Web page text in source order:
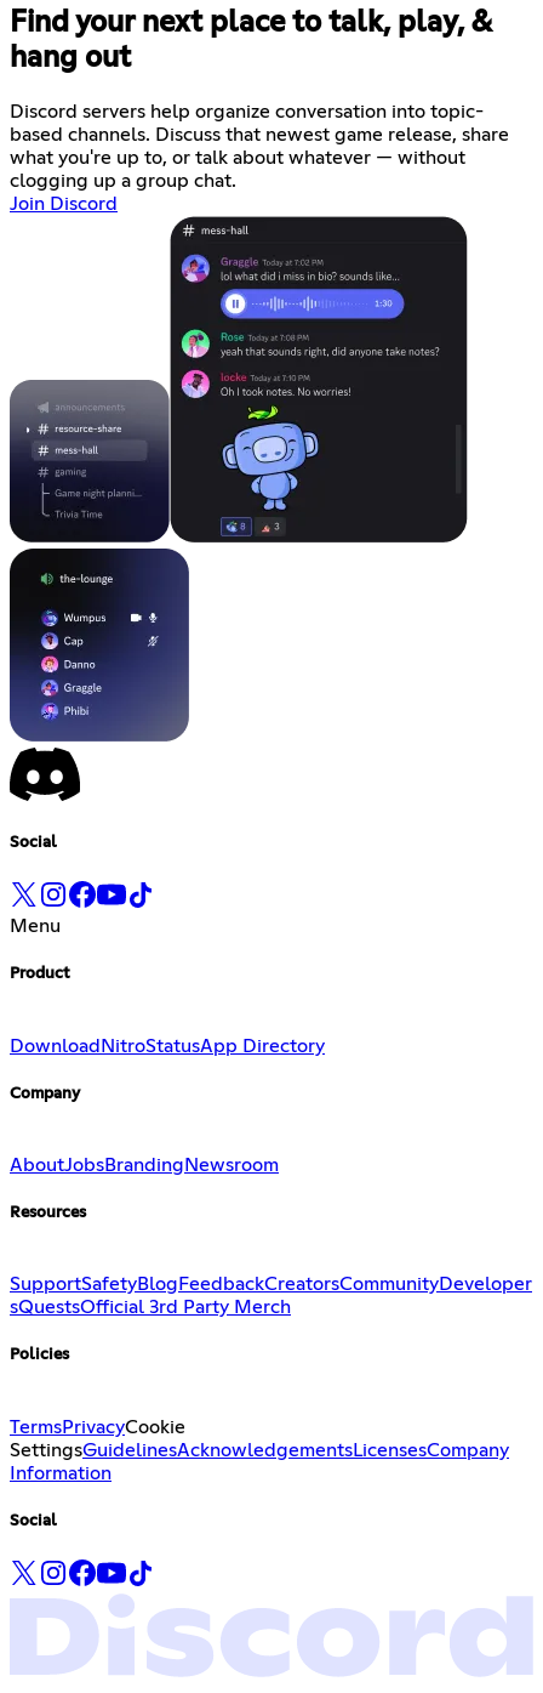
Find your next place to talk, play, &
hang out
Discord servers help organize conversation into topic-
based channels. Discuss that newest game release, share
what you're up to, or talk about whatever — without
clogging up a group chat.
Join Discord
Social
Menu
Product
Download NitroStatusApp Directory
Company
AboutJobsBranding Newsroom
Resources
SupportSafetyBlog FeedbackCreatorsCommunityDeveloper
sQuestsOfficial 3rd Party Merch
Policies
TermsPrivacyCookie
SettingsGuidelinesAcknowledgementsLicensesCompany
Information
Social